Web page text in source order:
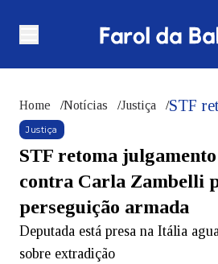
Home /Notícias /Justiça /
Justiça
STF retoma
contra Carla Zambelli
perseguição armada
Deputada está presa na Itália
sobre extradição